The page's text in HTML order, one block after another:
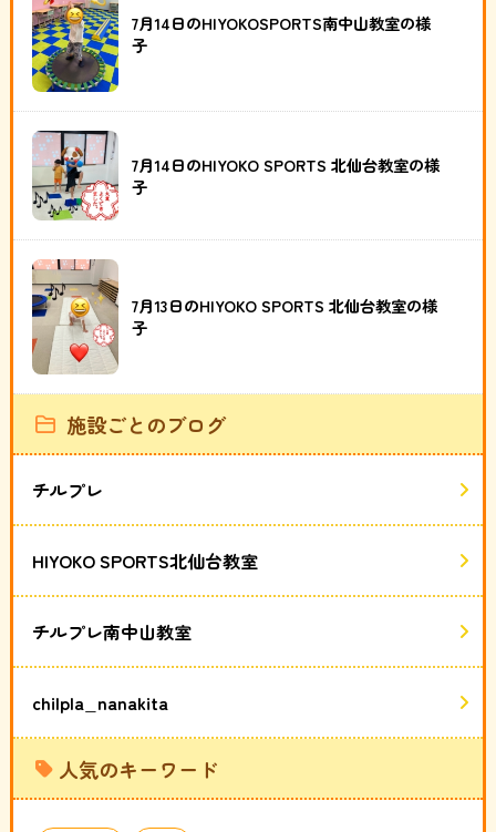
7月14日のHIYOKOSPORTS南中山教室の様
子
7月14日のHIYOKO SPORTS 北仙台教室の様
子
7月13日のHIYOKO SPORTS 北仙台教室の様
子
施設ごとのブログ
チルプレ
HIYOKO SPORTS北仙台教室
チルプレ南中山教室
chilpla_nanakita
人気のキーワード